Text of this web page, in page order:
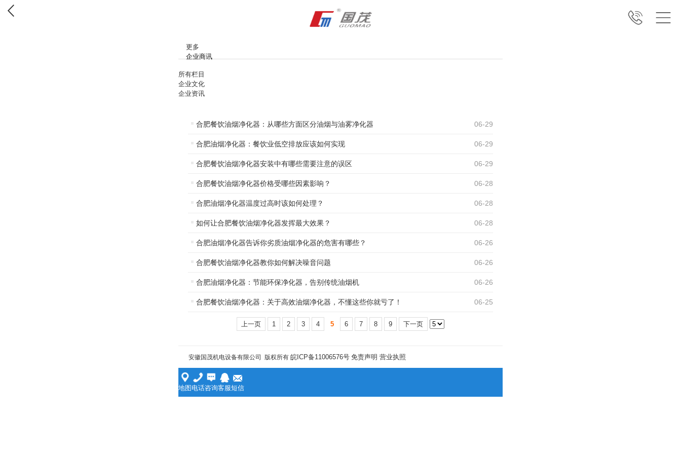
更多
企业商讯
所有栏目
企业文化
企业资讯
06-29
合肥餐饮油烟净化器：从哪些方面区分油烟与油雾净化器
06-29
合肥油烟净化器：餐饮业低空排放应该如何实现
06-29
合肥餐饮油烟净化器安装中有哪些需要注意的误区
06-28
合肥餐饮油烟净化器价格受哪些因素影响？
06-28
合肥油烟净化器温度过高时该如何处理？
06-28
如何让合肥餐饮油烟净化器发挥最大效果？
06-26
合肥油烟净化器告诉你劣质油烟净化器的危害有哪些？
06-26
合肥餐饮油烟净化器教你如何解决噪音问题
06-26
合肥油烟净化器：节能环保净化器，告别传统油烟机
06-25
合肥餐饮油烟净化器：关于高效油烟净化器，不懂这些你就亏了！
上一页 1 2 3 4 5 6 7 8 9 下一页
安徽国茂机电设备有限公司 版权所有 皖ICP备11006576号 免责声明 营业执照
地图 电话咨询客服短信